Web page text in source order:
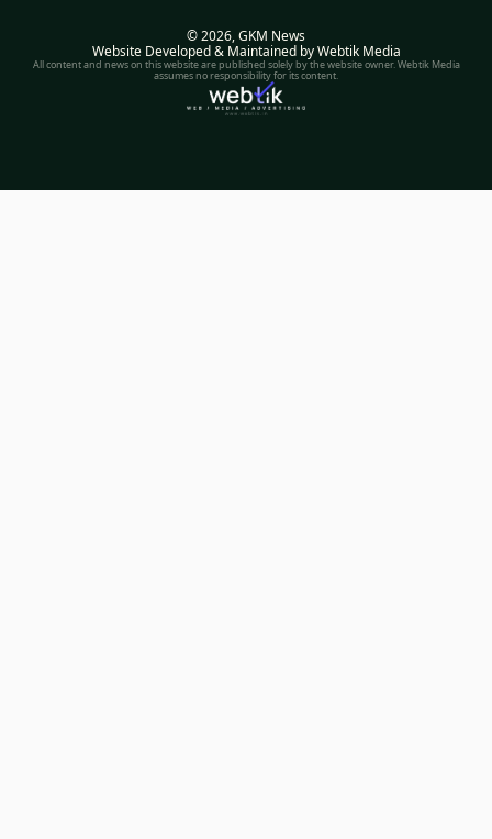
© 2026,GKM News
Website Developed & Maintained by Webtik Media
All content and news on this website are published solely by the website owner. Webtik Media
assumes no responsibility for its content.